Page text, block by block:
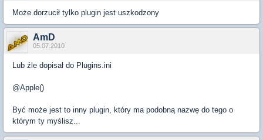
Może dorzucił tylko plugin jest uszkodzony
AmD
05.07.2010
Lub źle dopisał do Plugins.ini
@Apple()
Być może jest to inny plugin, który ma podobną nazwę do tego o
którym ty myślisz...